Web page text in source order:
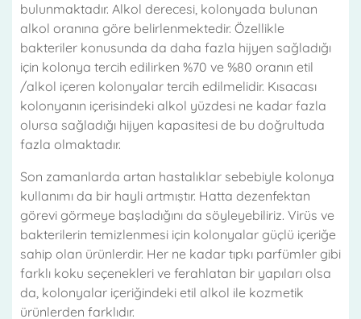
bulunmaktadır. Alkol derecesi, kolonyada bulunan
alkol oranına göre belirlenmektedir. Özellikle
bakteriler konusunda da daha fazla hijyen sağladığı
için kolonya tercih edilirken %70 ve %80 oranın etil
/alkol içeren kolonyalar tercih edilmelidir. Kısacası
kolonyanın içerisindeki alkol yüzdesi ne kadar fazla
olursa sağladığı hijyen kapasitesi de bu doğrultuda
fazla olmaktadır.
Son zamanlarda artan hastalıklar sebebiyle kolonya
kullanımı da bir hayli artmıştır. Hatta dezenfektan
görevi görmeye başladığını da söyleyebiliriz. Virüs ve
bakterilerin temizlenmesi için kolonyalar güçlü içeriğe
sahip olan ürünlerdir. Her ne kadar tıpkı parfümler gibi
farklı koku seçenekleri ve ferahlatan bir yapıları olsa
da, kolonyalar içeriğindeki etil alkol ile kozmetik
ürünlerden farklıdır.